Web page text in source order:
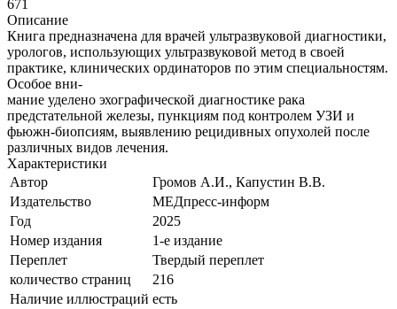
671
Описание
Книга предназначена для врачей ультразвуковой диагностики,
урологов, использующих ультразвуковой метод в своей
практике, клинических ординаторов по этим специальностям.
Особое вни-
мание уделено эхографической диагностике рака
предстательной железы, пункциям под контролем УЗИ и
фьюжн-биопсиям, выявлению рецидивных опухолей после
различных видов лечения.
Характеристики
Автор
Громов А.И., Капустин В.В.
Издательство
МЕДпресс-информ
Год
2025
Номер издания
1-е издание
Переплет
Твердый переплет
количество страниц
216
Наличие иллюстраций есть